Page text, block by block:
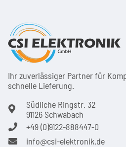
Ihr zuver­läs­siger Partner für
schnel­le Lie­ferung.
Südliche Ringstr. 32
91126 Schwabach
+49 (0)9122-888447-0
info@csi-elektronik.de